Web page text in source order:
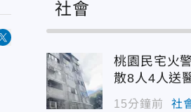
社會
桃園民宅火
散8人4人送
15分鐘前 社